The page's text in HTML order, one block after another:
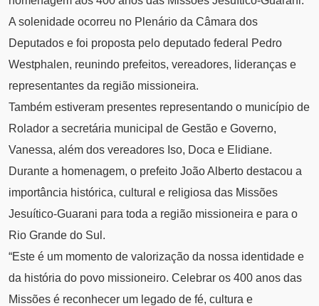
A solenidade ocorreu no Plenário da Câmara dos
Deputados e foi proposta pelo deputado federal Pedro
Westphalen, reunindo prefeitos, vereadores, lideranças e
representantes da região missioneira.
Também estiveram presentes representando o município de
Rolador a secretária municipal de Gestão e Governo,
Vanessa, além dos vereadores Iso, Doca e Elidiane.
Durante a homenagem, o prefeito João Alberto destacou a
importância histórica, cultural e religiosa das Missões
Jesuítico-Guarani para toda a região missioneira e para o
Rio Grande do Sul.
“Este é um momento de valorização da nossa identidade e
da história do povo missioneiro. Celebrar os 400 anos das
Missões é reconhecer um legado de fé, cultura e